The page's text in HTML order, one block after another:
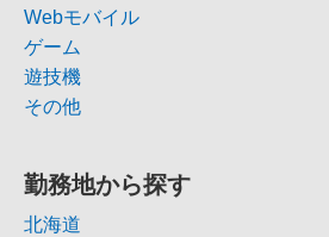
Webモバイル
ゲーム
遊技機
その他
勤務地から探す
北海道